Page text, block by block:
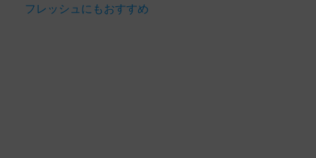
フレッシュにもおすすめ